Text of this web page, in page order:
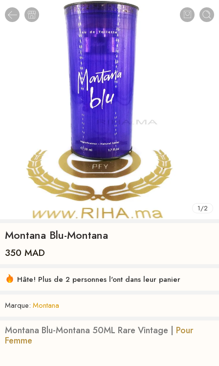
1/2
Montana Blu-Montana
350 MAD
Hâte! Plus de 2 personnes l'ont dans leur panier
Marque: Montana
Montana Blu-Montana 50ML Rare Vintage | Pour
Femme